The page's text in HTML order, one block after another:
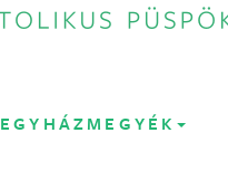
EGYHÁZMEGYÉK